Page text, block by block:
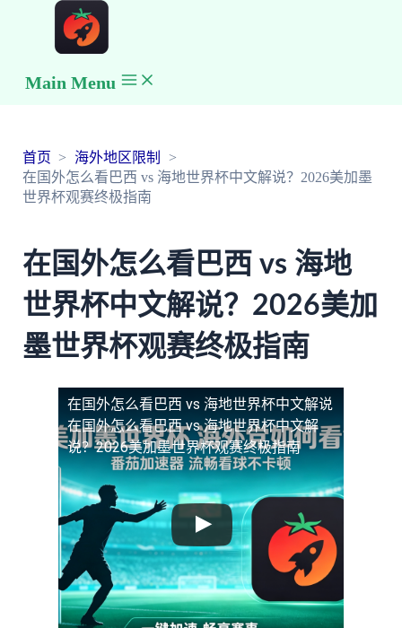
Main Menu
首页
海外地区限制
在国外怎么看巴西 vs 海地世界杯中文解说？2026美加墨
世界杯观赛终极指南
在国外怎么看巴西 vs 海地
世界杯中文解说？2026美加
墨世界杯观赛终极指南
在国外怎么看巴西 vs 海地世界杯中文解说
在国外怎么看巴西 vs 海地世界杯中文解
说？2026美加墨世界杯观赛终极指南